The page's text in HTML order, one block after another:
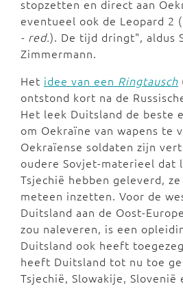
stopzetten en direct aan
eventueel ook de Leopard 2 (
- red.). De tijd dringt", aldus
Zimmermann.
Het idee van een Ringtausch
ontstond kort na de
Het leek Duitsland de beste
om Oekraïne van wapens te
Oekraïense soldaten zijn
oudere Sovjet-materieel dat
Tsjechië hebben geleverd,
meteen inzetten. Voor de
Duitsland aan de Oost-
zou naleveren, is een
Duitsland ook heeft
heeft Duitsland tot nu toe
Tsjechië, Slowakije, Slovenië